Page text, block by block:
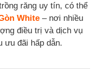
răng uy tín, có thể
White – nơi nhiều
điều trị và dịch vụ
ưu đãi hấp dẫn.